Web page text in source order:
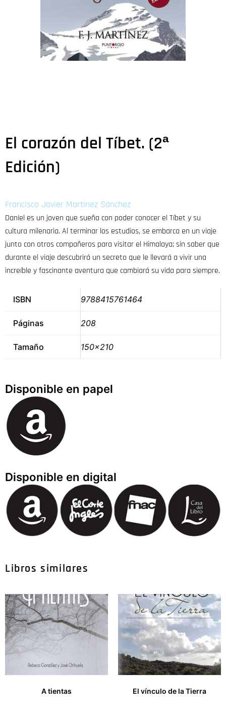
El corazón del Tíbet. (2ª
Edición)
Francisco Javier Martínez Sánchez
Daniel es un joven que sueña con poder conocer el Tíbet y su
cultura milenaria. Al terminar los estudios, se embarca en un viaje
junto con otros compañeros para visitar el Himalaya; sin saber que
durante el viaje descubrirá un secreto que le llevará a vivir una
increíble y fascinante aventura que cambiará su vida para siempre.
ISBN 9788415761464
Páginas 208
Tamaño 150×210
Disponible en papel
Disponible en digital
Libros similares
A tientas
El vínculo de la Tierra